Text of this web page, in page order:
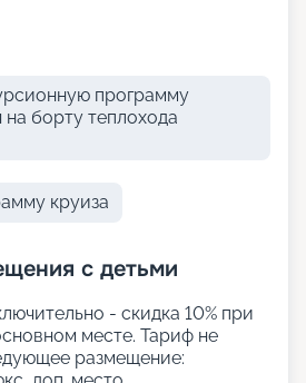
программу
на борту теплохода
круиза
с детьми
- скидка 10% при
месте. Тариф не
размещение: